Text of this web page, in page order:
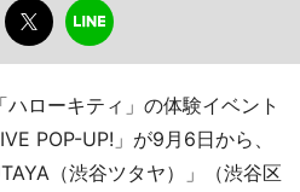
ローキティ」の体験イベント
POP-UP!」が9月6日から、
（渋谷ツタヤ）」（渋谷区